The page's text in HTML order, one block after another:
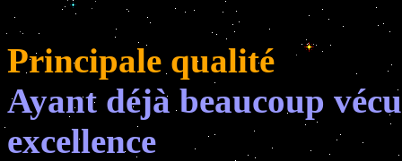
Principale qualité
Ayant déjà beaucoup
excellence